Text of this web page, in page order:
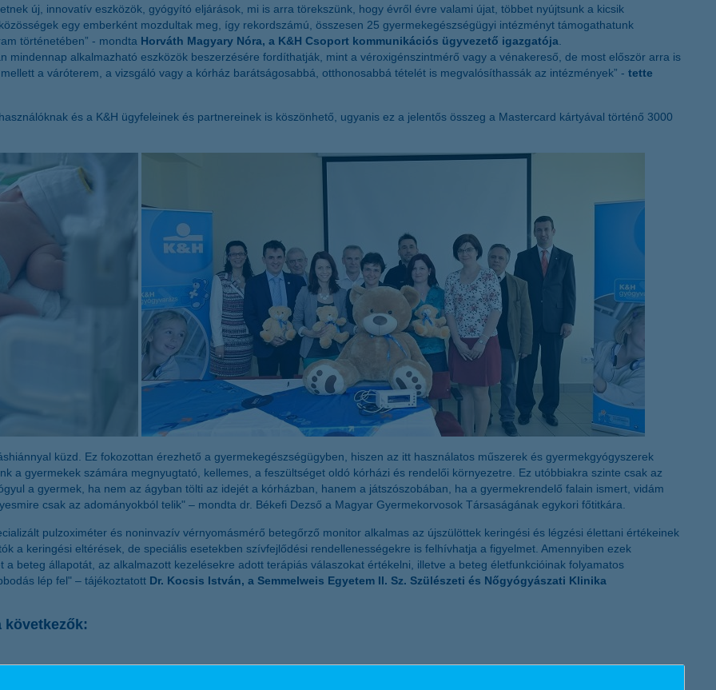
új, innovatív eszközök, gyógyító eljárások, mi is arra törekszünk, hogy évről évre valami újat, többet nyújtsunk a kicsik
egy emberként mozdultak meg, így rekordszámú, összesen 25 gyermekegészségügyi intézményt támogathatunk
történetében” - mondta Horváth Magyary Nóra, a K&H Csoport kommunikációs ügyvezető igazgatója
mindennap alkalmazható eszközök beszerzésére fordíthatják, mint a véroxigénszintmérő vagy a vénakereső, de most először arra is
a váróterem, a vizsgáló vagy a kórház barátságosabbá, otthonosabbá tételét is megvalósíthassák az intézmények” - tette
és a K&H ügyfeleinek és partnereinek is köszönhető, ugyanis ez a jelentős összeg a Mastercard kártyával történő 3000
küzd. Ez fokozottan érezhető a gyermekegészségügyben, hiszen az itt használatos műszerek és gyermekgyógyszerek
a gyermekek számára megnyugtató, kellemes, a feszültséget oldó kórházi és rendelői környezetre. Ez utóbbiakra szinte csak az
a gyermek, ha nem az ágyban tölti az idejét a kórházban, hanem a játszószobában, ha a gyermekrendelő falain ismert, vidám
csak az adományokból telik" – mondta dr. Békefi Dezső a Magyar Gyermekorvosok Társaságának egykori főtitkára.
pulzoximéter és noninvazív vérnyomásmérő betegőrző monitor alkalmas az újszülöttek keringési és légzési élettani értékeinek
a keringési eltérések, de speciális esetekben szívfejlődési rendellenességekre is felhívhatja a figyelmet. Amennyiben ezek
beteg állapotát, az alkalmazott kezelésekre adott terápiás válaszokat értékelni, illetve a beteg életfunkcióinak folyamatos
lép fel" – tájékoztatott Dr. Kocsis István, a Semmelweis Egyetem II. Sz. Szülészeti és Nőgyógyászati Klinika
következők: